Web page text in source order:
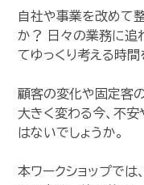
自社や事業を改めて
か？ 日々の業務に追
てゆっくり考える時
顧客の変化や固定客
大きく変わる今、不
はないでしょうか。
本ワークショップでは